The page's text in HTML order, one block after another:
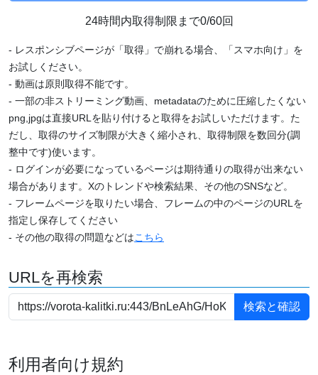
24時間内取得制限まで0/60回
- レスポンシブページが「取得」で崩れる場合、「スマホ向け」を
お試しください。
- 動画は原則取得不能です。
- 一部の非ストリーミング動画、metadataのために圧縮したくない
png,jpgは直接URLを貼り付けると取得をお試しいただけます。た
だし、取得のサイズ制限が大きく縮小され、取得制限を数回分(調
整中です)使います。
- ログインが必要になっているページは期待通りの取得が出来ない
場合があります。Xのトレンドや検索結果、その他のSNSなど。
- フレームページを取りたい場合、フレームの中のページのURLを
指定し保存してください
- その他の取得の問題などはこちら
URLを再検索
利用者向け規約